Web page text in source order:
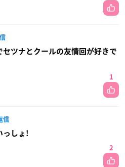
ツナとクールの友情回が好きで
1
信
っしょ!
2